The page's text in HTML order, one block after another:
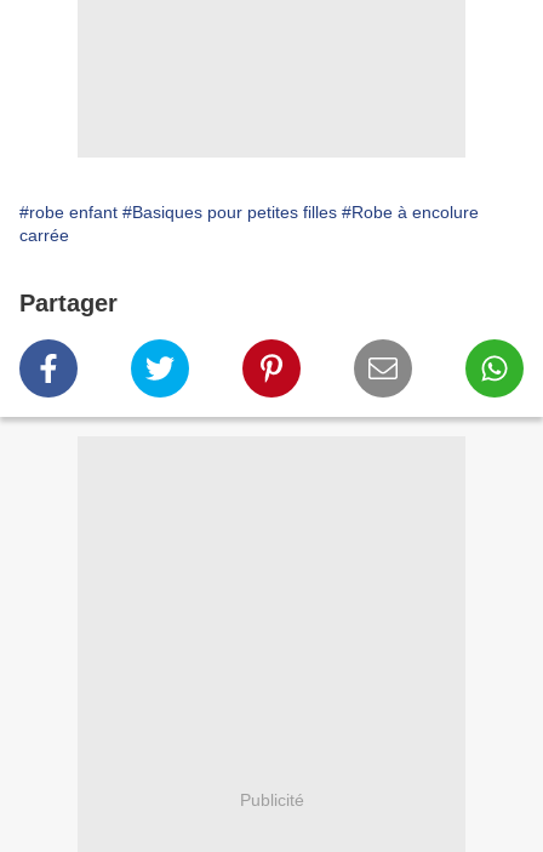
#robe enfant #Basiques pour petites filles #Robe à encolure
carrée
Partager
Publicité